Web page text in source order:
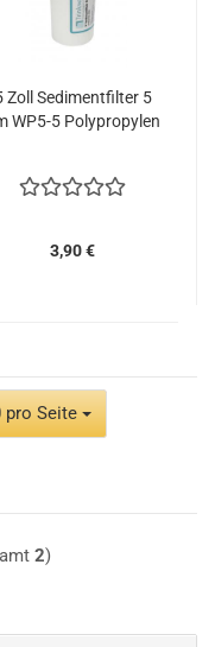
Zoll Sedimentfilter 5
WP5-5 Polypropylen
3,90 €
pro Seite
Seite
2)